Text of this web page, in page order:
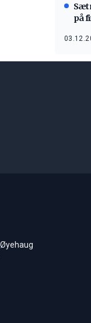
på